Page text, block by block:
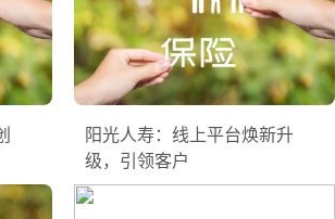
阳光人寿：线上平台焕新升
级，引领客户